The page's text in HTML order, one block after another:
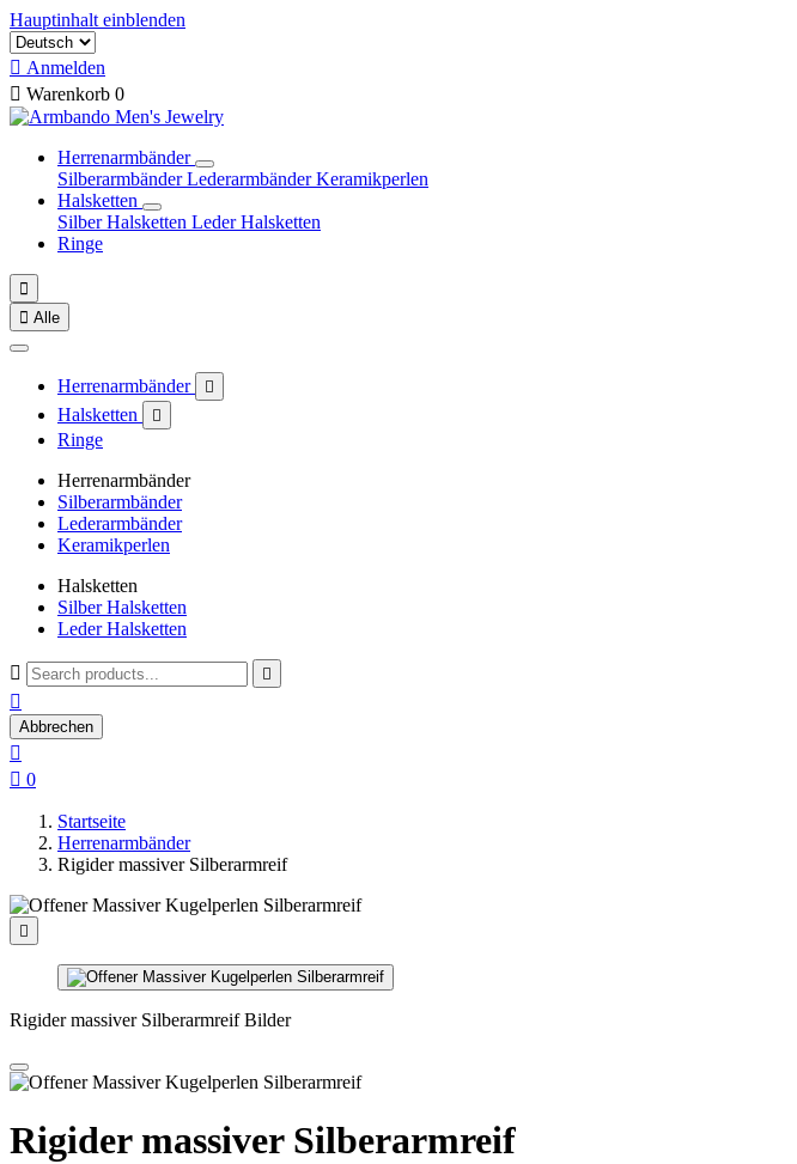
Hauptinhalt einblenden
 Anmelden
 Warenkorb 0
Herrenarmbänder
SilberarmbänderLederarmbänderKeramikperlen
Halsketten
Silber Halsketten Leder Halsketten
Ringe

 Alle
Herrenarmbänder 
Halsketten 
Ringe
Herrenarmbänder
Silberarmbänder
Lederarmbänder
Keramikperlen
Halsketten
Silber Halsketten
Leder Halsketten
 

Abbrechen

 0
Startseite
Herrenarmbänder
Rigider massiver Silberarmreif

Rigider massiver Silberarmreif Bilder
Rigider massiver Silberarmreif